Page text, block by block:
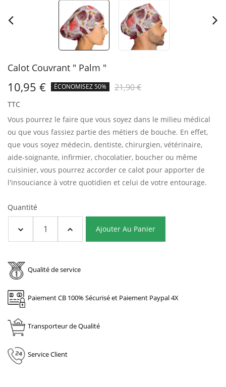
Calot Couvrant " Palm "
10,95 € ÉCONOMISEZ 50% 21,90 €
TTC
Vous pourrez le faire que vous soyez dans le milieu médical
ou que vous fassiez partie des métiers de bouche. En effet,
que vous soyez médecin, dentiste, chirurgien, vétérinaire,
aide-soignante, infirmier, chocolatier, boucher ou même
cuisinier, vous pourrez accorder ce calot pour apporter de
l'insouciance à votre quotidien et celui de votre entourage.
Quantité
Ajouter Au Panier
Qualité de service
Paiement CB 100% Sécurisé et Paiement Paypal 4X
Transporteur de Qualité
Service Client